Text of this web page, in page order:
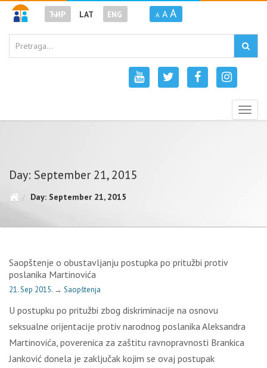
ЋИР LAT ENG A A A
Day: September 21, 2015
Day: September 21, 2015
Saopštenje o obustavljanju postupka po pritužbi protiv
poslanika Martinovića
21. Sep 2015. → Saopštenja
U postupku po pritužbi zbog diskriminacije na osnovu
seksualne orijentacije protiv narodnog poslanika Aleksandra
Martinovića, poverenica za zaštitu ravnopravnosti Brankica
Janković donela je zaključak kojim se ovaj postupak